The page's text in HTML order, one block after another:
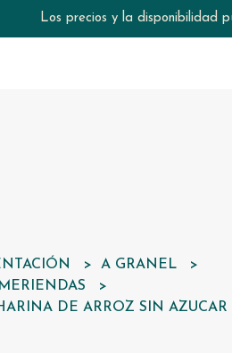
Los precios y la disponibilidad
A GRANEL
DE ARROZ SIN AZUCAR